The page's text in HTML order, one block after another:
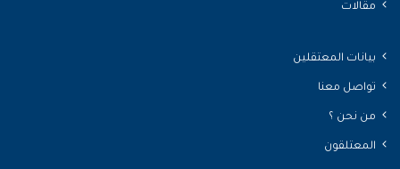
مقالات
بيانات المعتقلين
تواصل معنا
من نحن ؟
المعتلقون